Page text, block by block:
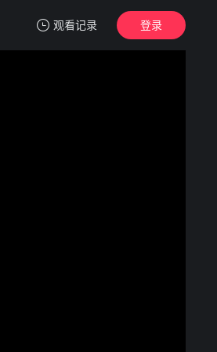
观看记录 登录